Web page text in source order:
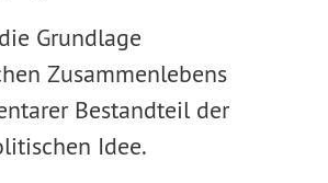
Grundlage
Zusammenlebens
Bestandteil der
Idee.